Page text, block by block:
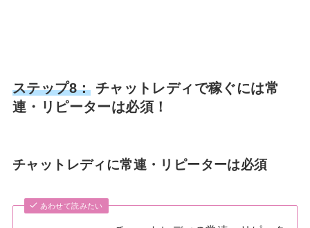
ステップ8： チャットレディで稼ぐには常
連・リピーターは必須！
チャットレディに常連・リピーターは必須
あわせて読みたい